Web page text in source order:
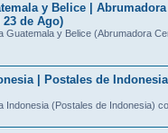
y Belice | Abrumadora
de Ago)
Guatemala y Belice (Abrumadora
| Postales de
Indonesia (Postales de Indonesia)